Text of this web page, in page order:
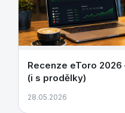
Recenze eToro
(i s prodělky)
28.05.2026